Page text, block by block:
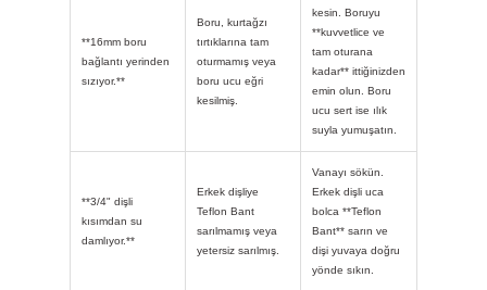
**16mm boru
bağlantı yerinden
sızıyor.**
Boru, kurtağzı
tırtıklarına tam
oturmamış veya
boru ucu eğri
kesilmiş.
kesin. Boruyu
**kuvvetlice ve
tam oturana
kadar** ittiğinizden
emin olun. Boru
ucu sert ise ılık
suyla yumuşatın.
**3/4" dişli
kısımdan su
damlıyor.**
Erkek dişliye
Teflon Bant
sarılmamış veya
yetersiz sarılmış.
Vanayı sökün.
Erkek dişli uca
bolca **Teflon
Bant** sarın ve
dişi yuvaya doğru
yönde sıkın.